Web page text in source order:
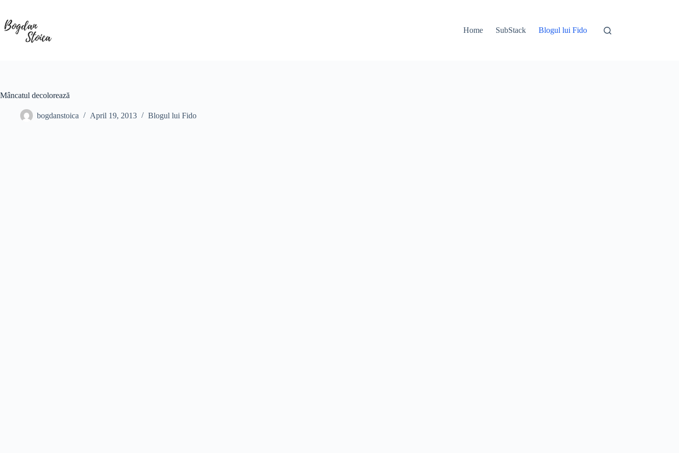
content
Home
SubStack Blogul lui Fido
Mâncatul decolorează
bogdanstoica April 19, 2013 Blogul lui Fido